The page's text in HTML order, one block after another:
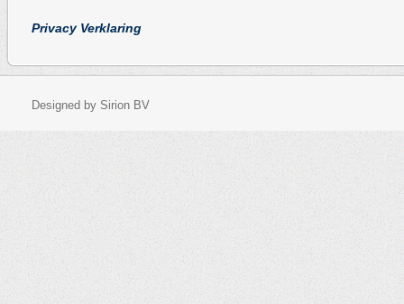
Privacy Verklaring
Designed by Sirion BV